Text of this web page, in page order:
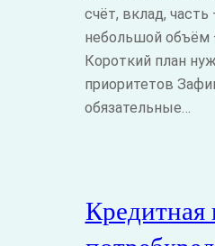
счёт, вклад,
небольшой объём
Короткий план
приоритетов
обязательные…
Кредитная